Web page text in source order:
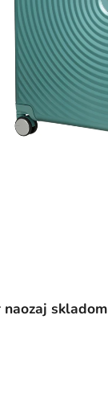
naozaj skladom